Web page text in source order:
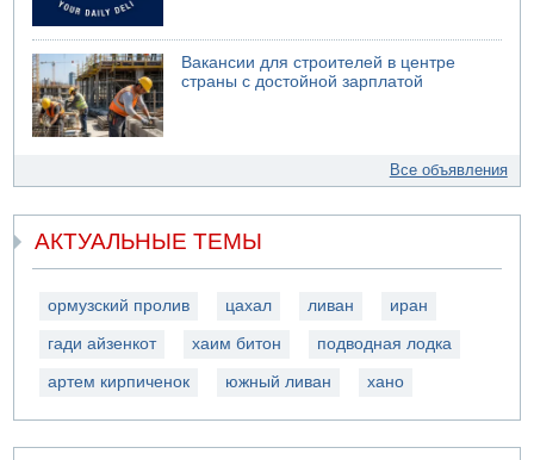
Вакансии для строителей в центре
страны с достойной зарплатой
Все объявления
АКТУАЛЬНЫЕ ТЕМЫ
ормузский пролив цахал ливан иран
гади айзенкот хаим битон подводная лодка
артем кирпиченок южный ливан хано